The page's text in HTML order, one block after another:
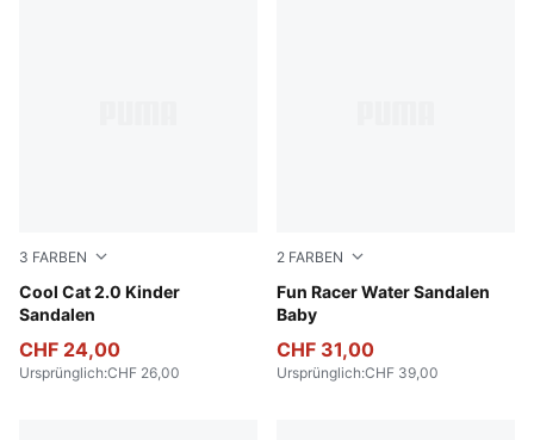
3 FARBEN
Cool Cat 2.0 Kinder
Sandalen
Intense Lavender-PUMA White-Pearl Pink
CHF 24,00
Ursprünglich:CHF 26,00
2 FARBEN
Fun Racer Water Sandalen
Baby
Lavendar Pop-Magic Rose
CHF 31,00
Ursprünglich:CHF 39,00